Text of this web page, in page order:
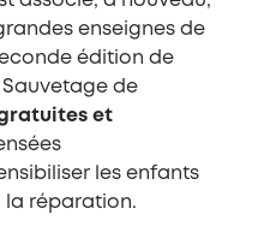
enseignes de
édition de
Sauvetage de
et
les enfants
la réparation.